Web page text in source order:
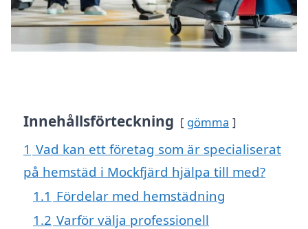
Innehållsförteckning gömma
1 Vad kan ett företag som är specialiserat
på hemstäd i Mockfjärd hjälpa till med?
1.1 Fördelar med hemstädning
1.2 Varför välja professionell